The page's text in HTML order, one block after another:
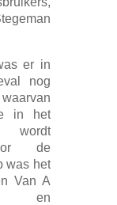
er in
nog
in het
wordt
de
was het
Van A
en